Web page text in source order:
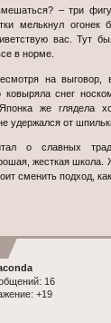
мелькнул
вас. Тут
в норме.
снег
же глядела
удержался от
жесткая школа.
сменить подход,
16
+19